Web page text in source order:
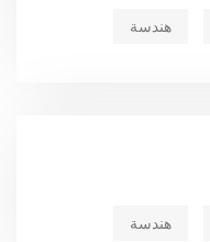
هندسة
هندسة